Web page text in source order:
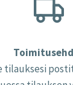
tilauksesi